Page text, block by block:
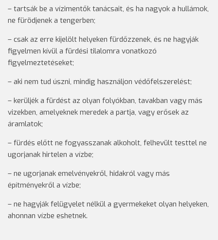
– tartsák be a vízimentők tanácsait, és ha nagyok a hullámok,
ne fürödjenek a tengerben;
– csak az erre kijelölt helyeken fürdőzzenek, és ne hagyják
figyelmen kívül a fürdési tilalomra vonatkozó
figyelmeztetéseket;
– aki nem tud úszni, mindig használjon védőfelszerelést;
– kerüljék a fürdést az olyan folyókban, tavakban vagy más
vizekben, amelyeknek meredek a partja, vagy erősek az
áramlatok;
– fürdés előtt ne fogyasszanak alkoholt, felhevült testtel ne
ugorjanak hirtelen a vízbe;
– ne ugorjanak emelvényekről, hidakról vagy más
építményekről a vízbe;
– ne hagyják felügyelet nélkül a gyermekeket olyan helyeken,
ahonnan vízbe eshetnek.